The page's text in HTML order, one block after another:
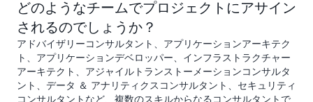
どのようなチームでプロジェクトにアサイン
されるのでしょうか？
アドバイザリーコンサルタント、アプリケーションアーキテク
ト、アプリケーションデベロッパー、インフラストラクチャー
アーキテクト、アジャイルトランストーメーションコンサルタ
ント、データ ＆ アナリティクスコンサルタント、セキュリティ
コンサルタントなど、複数のスキルからなるコンサルタントで